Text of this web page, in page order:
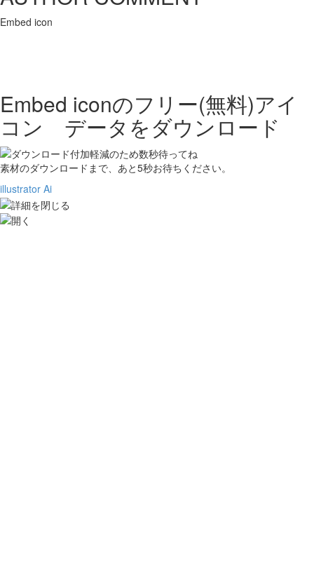
Embed icon
Embed iconのフリー(無料)アイ
コン データをダウンロード
素材のダウンロードまで、あと5秒お待ちください。
illustrator Ai